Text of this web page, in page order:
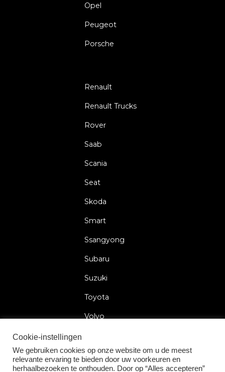
Opel
Peugeot
Porsche
Renault
Renault Trucks
Rover
Saab
Scania
Seat
Skoda
Smart
Ssangyong
Subaru
Suzuki
Toyota
Volvo
Cookie-instellingen
We gebruiken cookies op onze website om u de meest
relevante ervaring te bieden door uw voorkeuren en
herhaalbezoeken te onthouden. Door op “Alles accepteren”